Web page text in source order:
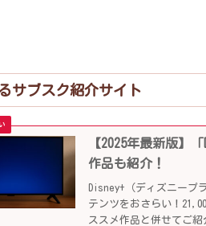
サブスク紹介サイト
【2025年最新版】
作品も紹介！
Disney+（ディズニープ
テンツをおさらい！
ススメ作品と併せてご紹